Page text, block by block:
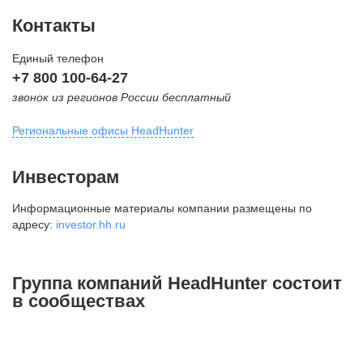
Контакты
Единый телефон
+7 800 100-64-27
звонок из регионов России бесплатный
Региональные офисы HeadHunter
внутригородская территория
Муниципальный округ Тверской,
2-я Брестская ул., д. 48,
+7 495 980-64-27
Инвесторам
Информационные материалы компании размещены по
адресу: investor.hh.ru
Группа компаний HeadHunter состоит
в сообществах